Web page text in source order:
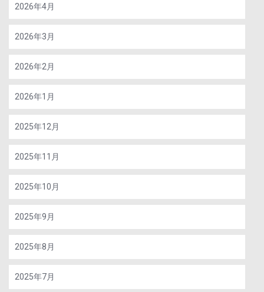
2026年4月
2026年3月
2026年2月
2026年1月
2025年12月
2025年11月
2025年10月
2025年9月
2025年8月
2025年7月